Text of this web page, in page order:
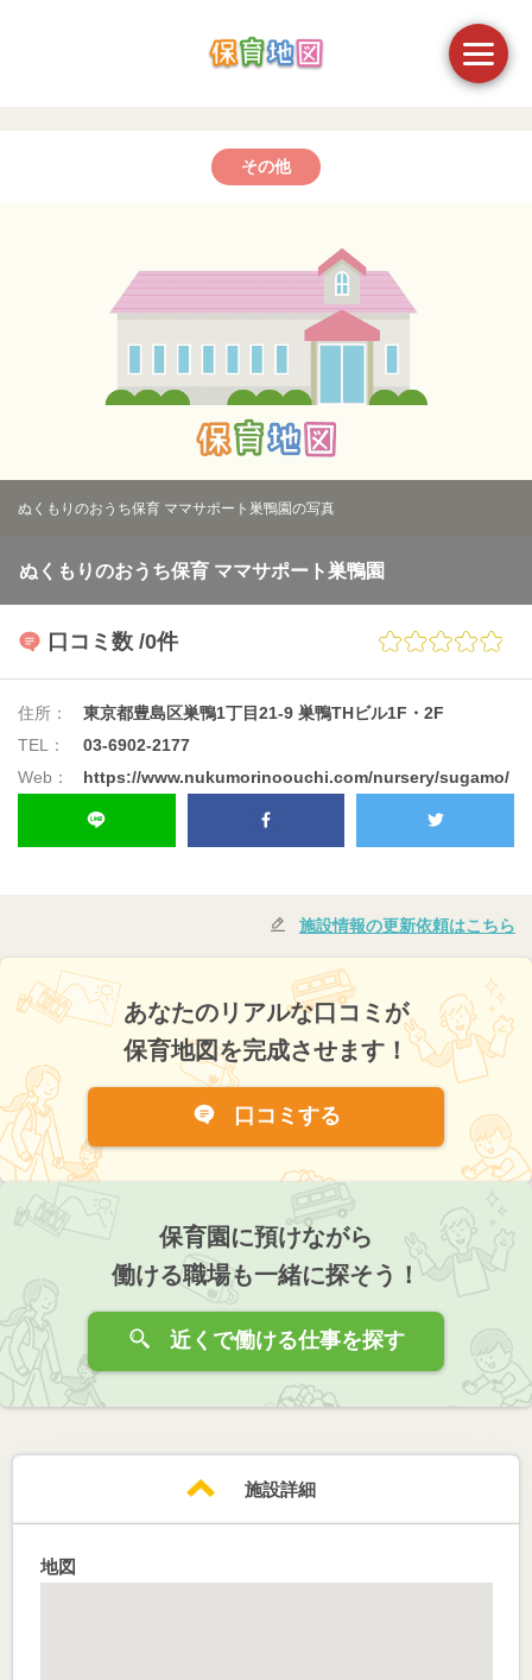
その他
ぬくもりのおうち保育 ママサポート巣鴨園の写真
ぬくもりのおうち保育 ママサポート巣鴨園
口コミ数 /0件
住所：
東京都豊島区巣鴨1丁目21-9 巣鴨THビル1F・2F
TEL：
03-6902-2177
Web：
https://www.nukumorinoouchi.com/nursery/sugamo/
施設情報の更新依頼はこちら
あなたのリアルな口コミが
保育地図を完成させます！
口コミする
保育園に預けながら
働ける職場も一緒に探そう！
近くで働ける仕事を探す
施設詳細
地図